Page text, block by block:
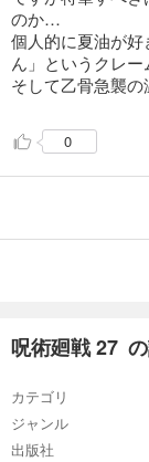
のか…
個人的に夏油が
ん」というクレー
そして乙骨急襲の
0
呪術廻戦 27
カテゴリ
ジャンル
出版社